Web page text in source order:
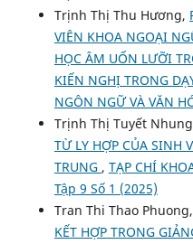
Trịnh Thị Thu Hương,
VIÊN KHOA NGOẠI
HỌC ÂM UỐN LƯỠI
KIẾN NGHỊ TRONG
NGÔN NGỮ VÀ VĂN
Trịnh Thị Tuyết
TỪ LY HỢP CỦA SINH
TRUNG , TẠP CHÍ
Tập 9 Số 1 (2025)
Tran Thi Thao Phuong,
KẾT HỢP TRONG